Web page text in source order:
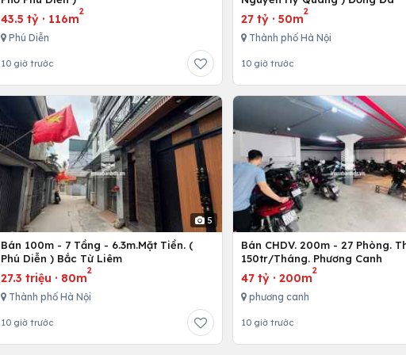
43.5 tỷ · 116m
2
Phú Diễn
10 giờ trước
27 tỷ· 50m
2
Thành phố Hà Nội
10 giờ trước
5
Bán 100m - 7 Tầng - 6.3m.Mặt Tiền. (
Phú Diễn ) Bắc Từ Liêm
27.3 triệu · 80m
2
Thành phố Hà Nội
10 giờ trước
Bán CHDV. 200m - 27 Phòng.
150tr/Tháng. Phương Canh
47 tỷ· 200m
2
phương canh
10 giờ trước